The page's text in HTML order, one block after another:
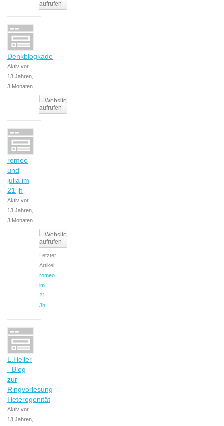
aufrufen
Denkblogkade
Aktiv vor
13 Jahren,
3 Monaten
Website
aufrufen
romeo
und
julia im
21 jh
Aktiv vor
13 Jahren,
3 Monaten
Website
aufrufen
Letzter
Artikel:
romeo
im
21
Jh
L.Heller
- Blog
zur
Ringvorlesung
Heterogenität
Aktiv vor
13 Jahren,